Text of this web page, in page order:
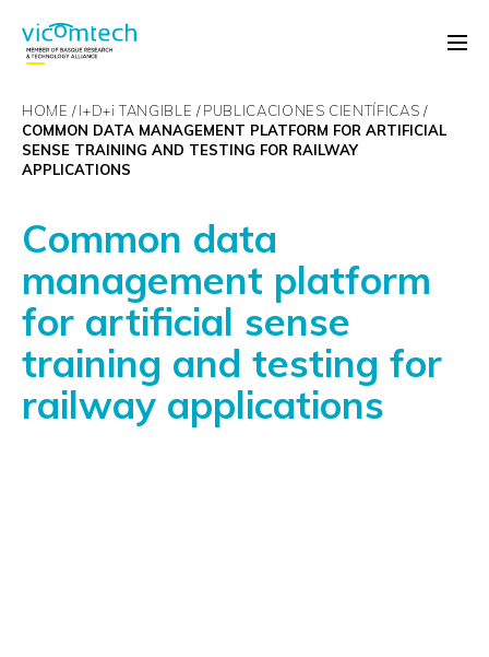
HOME I+D+i TANGIBLE PUBLICACIONES CIENTÍFICAS
COMMON DATA MANAGEMENT PLATFORM FOR ARTIFICIAL
SENSE TRAINING AND TESTING FOR RAILWAY
APPLICATIONS
Common data
management platform
for artificial sense
training and testing for
railway applications